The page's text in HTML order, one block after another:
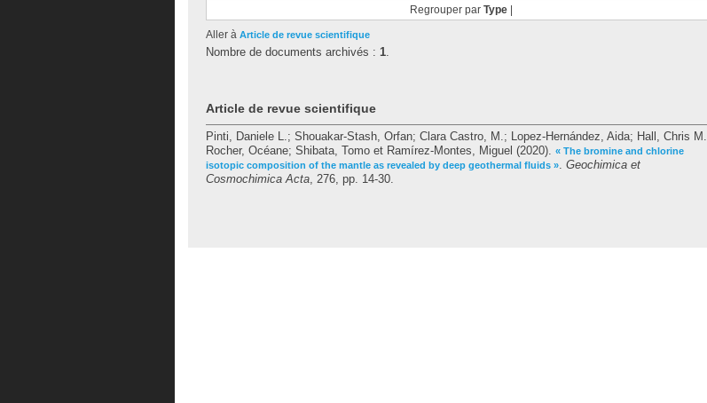
Regrouper par Type|
Aller à Article de revue scientifique
Nombre de documents archivés : 1.
Article de revue scientifique
Pinti, Daniele L.; Shouakar-Stash, Orfan; Clara Castro, M.; Lopez-Hernández, Aida; Hall, Chris M.
Rocher, Océane; Shibata, Tomo et Ramírez-Montes, Miguel (2020). « The bromine and chlorine
isotopic composition of the mantle as revealed by deep geothermal fluids ». Geochimica et
Cosmochimica Acta, 276, pp. 14-30.